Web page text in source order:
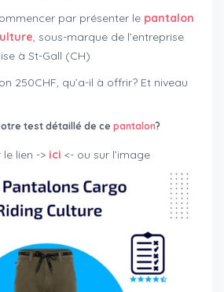
par présenter le pantalon
, sous-marque de l’entreprise
à St-Gall (CH).
250CHF, qu’a-il à offrir? Et niveau
test détaillé de ce pantalon?
le lien -> ici <- ou sur l’image